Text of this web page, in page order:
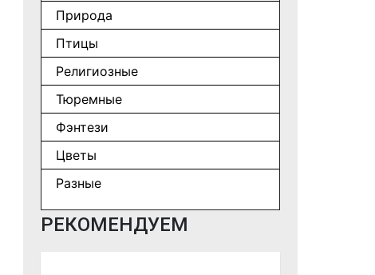
Природа
Птицы
Религиозные
Тюремные
Фэнтези
Цветы
Разные
РЕКОМЕНДУЕМ